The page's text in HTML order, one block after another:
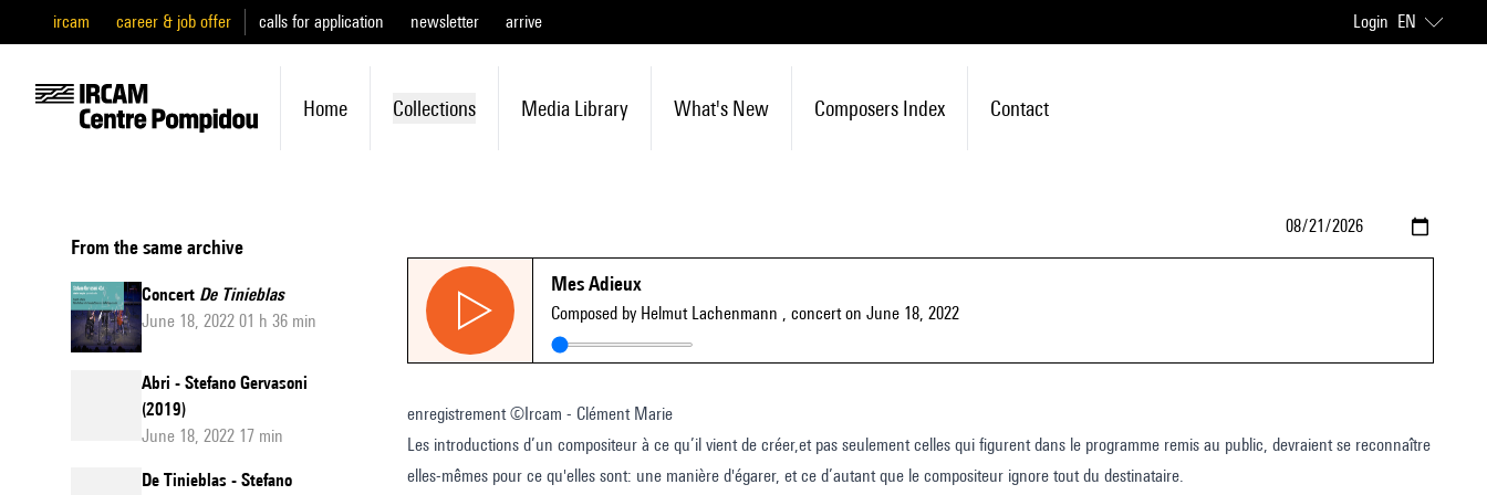
ircam career & job offer calls for application newsletter arrive Login EN
Home Collections Media Library What's New Composers Index Contact
From the same archive
Concert De Tinieblas
June 18, 2022 01 h 36 min
Abri - Stefano Gervasoni
(2019)
June 18, 2022 17 min
De Tinieblas - Stefano
Mes Adieux
Composed by Helmut Lachenmann , concert on June 18, 2022
enregistrement ©Ircam - Clément Marie
Les introductions d’un compositeur à ce qu’il vient de créer,et pas seulement celles qui figurent dans le programme remis au public, devraient se reconnaître
elles-mêmes pour ce qu'elles sont: une manière d'égarer, et ce d’autant que le compositeur ignore tout du destinataire.